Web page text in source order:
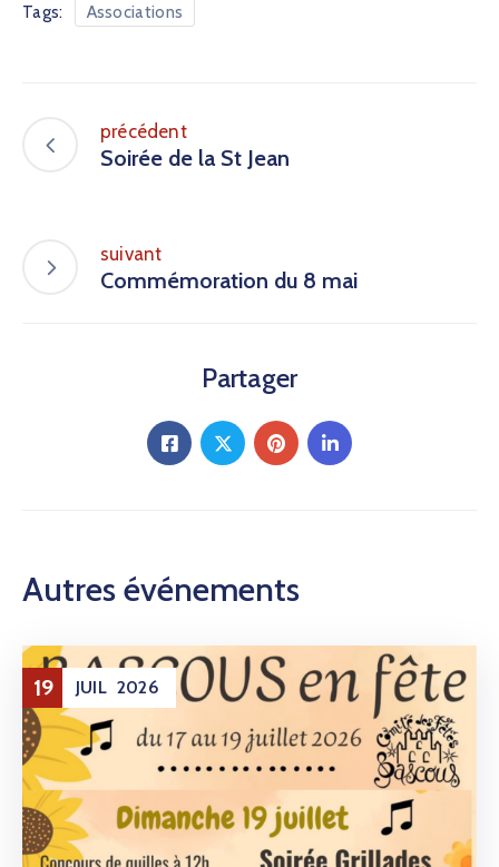
Tags: Associations
précédent
Soirée de la St Jean
suivant
Commémoration du 8 mai
Partager
Autres événements
19 JUIL 2026